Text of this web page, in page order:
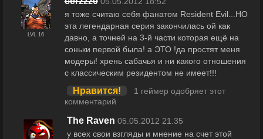
LVL 16
я тоже считаю себя фанатом Resident Evil...НО
эта легендарная серия закончилась ой как
давно, а точней на 3-й части которая ещё на
соньки первой была! а ЭТО !да простят меня
модеры! хрень сабачья и ни какого отношения
с классическим резидентом не имеет!!!
Нравится!
1 геймер одобряет этот
комментарий
The Raven 05.05.2012 21:35
у всех свои взгляды и мнение на счет этой